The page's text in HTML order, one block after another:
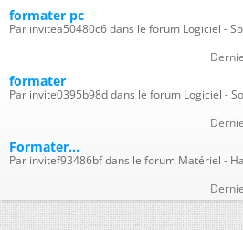
formater pc
Par invitea50480c6 dans le forum Logiciel -
formater
Par invite0395b98d dans le forum Logiciel -
Formater...
Par invitef93486bf dans le forum Matériel -